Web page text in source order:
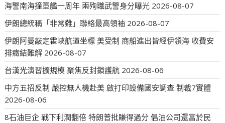
海警南海撞軍艦一周年 兩殉職武警身分曝光 2026-08-07
伊朗總統稱「非常難」聯絡最高領袖 2026-08-07
伊朗阿曼敲定霍峽航道坐標 美受制 商船進出皆經伊領海 收費安
排癥結難解 2026-08-07
台漢光演習擴規模 聚焦反封鎖護航 2026-08-06
中方五招反制 嚴控無人機赴美 啟打印設備國安調查 制裁7實體
2026-08-06
8石油巨企 戰下利潤翻倍 特朗普批賺得過分 倡油公司還富於民